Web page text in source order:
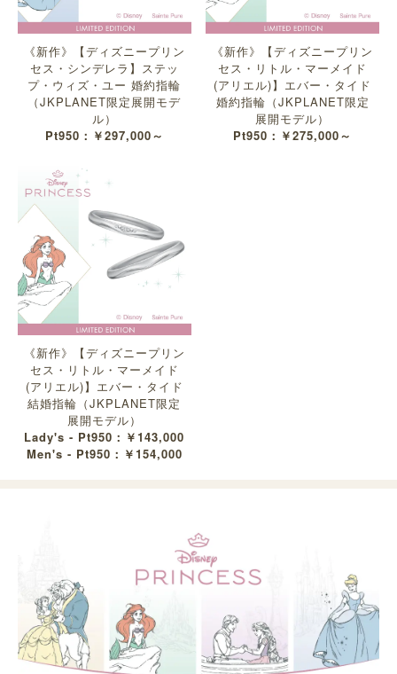
《新作》【ディズニープリン
セス・シンデレラ】ステッ
プ・ウィズ・ユー 婚約指輪
（JKPLANET限定展開モデ
ル）
Pt950：￥297,000～
《新作》【ディズニープリン
セス・リトル・マーメイド
(アリエル)】エバー・タイド
婚約指輪（JKPLANET限定
展開モデル）
Pt950：￥275,000～
《新作》【ディズニープリン
セス・リトル・マーメイド
(アリエル)】エバー・タイド
結婚指輪（JKPLANET限定
展開モデル）
Lady's - Pt950：￥143,000
Men's - Pt950：￥154,000